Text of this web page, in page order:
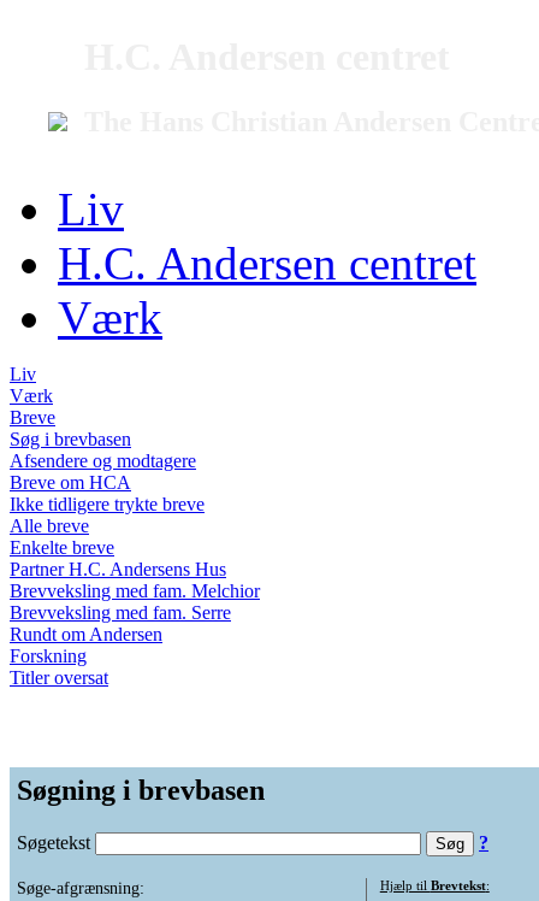
Liv
H.C. Andersen centret
Værk
Liv
Værk
Breve
Søg i brevbasen
Afsendere og modtagere
Breve om HCA
Ikke tidligere trykte breve
Alle breve
Enkelte breve
Partner H.C. Andersens Hus
Brevveksling med fam. Melchior
Brevveksling med fam. Serre
Rundt om Andersen
Forskning
Titler oversat
Søgning i brevbasen
Søgetekst ?
Søge-afgrænsning:
Hjælp til Brevtekst: